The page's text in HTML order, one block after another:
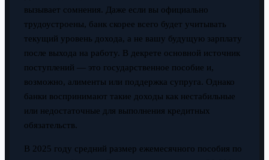
вызывает сомнения. Даже если вы официально
трудоустроены, банк скорее всего будет учитывать
текущий уровень дохода, а не вашу будущую зарплату
после выхода на работу. В декрете основной источник
поступлений — это государственное пособие и,
возможно, алименты или поддержка супруга. Однако
банки воспринимают такие доходы как нестабильные
или недостаточные для выполнения кредитных
обязательств.
В 2025 году средний размер ежемесячного пособия по